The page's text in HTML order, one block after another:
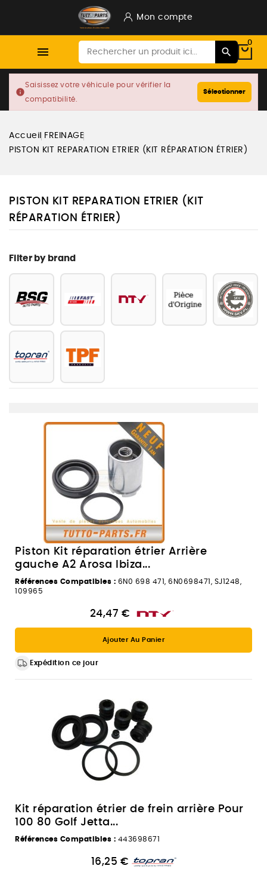
Mon compte

0
info
Saisissez votre véhicule pour vérifier la
compatibilité.
Sélectionner
Accueil
FREINAGE
PISTON KIT REPARATION ETRIER (KIT RÉPARATION ÉTRIER)
PISTON KIT REPARATION ETRIER (KIT
RÉPARATION ÉTRIER)
Filter by brand
Piston Kit réparation étrier Arrière
gauche A2 Arosa Ibiza...
Références Compatibles : 6N0 698 471, 6N0698471, SJ1248,
109965
24,47 €
Ajouter Au Panier
Expédition ce jour
Kit réparation étrier de frein arrière Pour
100 80 Golf Jetta...
Références Compatibles : 443698671
16,25 €